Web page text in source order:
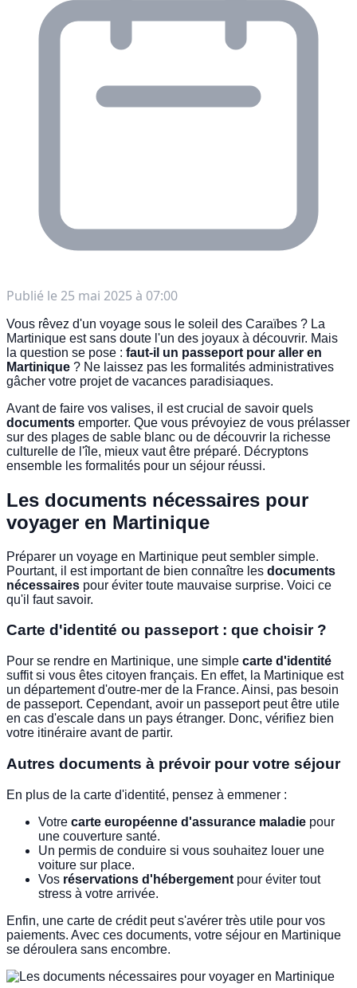
Publié le 25 mai 2025 à 07:00
Vous rêvez d'un voyage sous le soleil des Caraïbes ? La
Martinique est sans doute l'un des joyaux à découvrir. Mais
la question se pose : faut-il un passeport pour aller en
Martinique ? Ne laissez pas les formalités administratives
gâcher votre projet de vacances paradisiaques.
Avant de faire vos valises, il est crucial de savoir quels
documents emporter. Que vous prévoyiez de vous prélasser
sur des plages de sable blanc ou de découvrir la richesse
culturelle de l'île, mieux vaut être préparé. Décryptons
ensemble les formalités pour un séjour réussi.
Les documents nécessaires pour
voyager en Martinique
Préparer un voyage en Martinique peut sembler simple.
Pourtant, il est important de bien connaître les documents
nécessaires pour éviter toute mauvaise surprise. Voici ce
qu'il faut savoir.
Carte d'identité ou passeport : que choisir ?
Pour se rendre en Martinique, une simple carte d'identité
suffit si vous êtes citoyen français. En effet, la Martinique est
un département d'outre-mer de la France. Ainsi, pas besoin
de passeport. Cependant, avoir un passeport peut être utile
en cas d'escale dans un pays étranger. Donc, vérifiez bien
votre itinéraire avant de partir.
Autres documents à prévoir pour votre séjour
En plus de la carte d'identité, pensez à emmener :
Votre carte européenne d'assurance maladie pour
une couverture santé.
Un permis de conduire si vous souhaitez louer une
voiture sur place.
Vos réservations d'hébergement pour éviter tout
stress à votre arrivée.
Enfin, une carte de crédit peut s'avérer très utile pour vos
paiements. Avec ces documents, votre séjour en Martinique
se déroulera sans encombre.